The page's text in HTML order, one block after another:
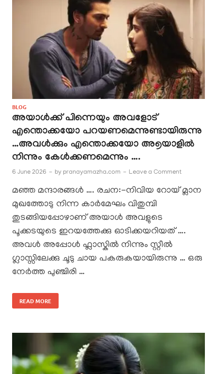
BLOG
അയാൾക്ക് പിന്നെയും അവളോട്
എന്തൊക്കയോ പറയണമെന്നുണ്ടായിരുന്നു
…അവൾക്കും എന്തൊക്കയോ അ൭യാളിൽ
നിന്നും കേൾക്കണമെന്നും ….
6 June 2026 - by pranayamazha.com - Leave a Comment
മഞ്ഞ മന്ദാരങ്ങൾ …. രചന:-നിവിയ റോയ് മ്ലാന
മുഖത്തോടു നിന്ന കാർമേഘം വിതുമ്പി
തുടങ്ങിയപ്പോഴാണ് അയാൾ അവളുടെ
പൂക്കടയുടെ ഇറയത്തേക്കു ഓടിക്കയറിയത് ….
അവൾ അപ്പോൾ ഫ്ലാസ്കിൽ നിന്നും സ്റ്റീൽ
ഗ്ലാസ്സിലേക്കു ചൂടു ചായ പകരുകയായിരുന്നു … ഒരു
നേർത്ത പുഞ്ചിരി …
READ MORE